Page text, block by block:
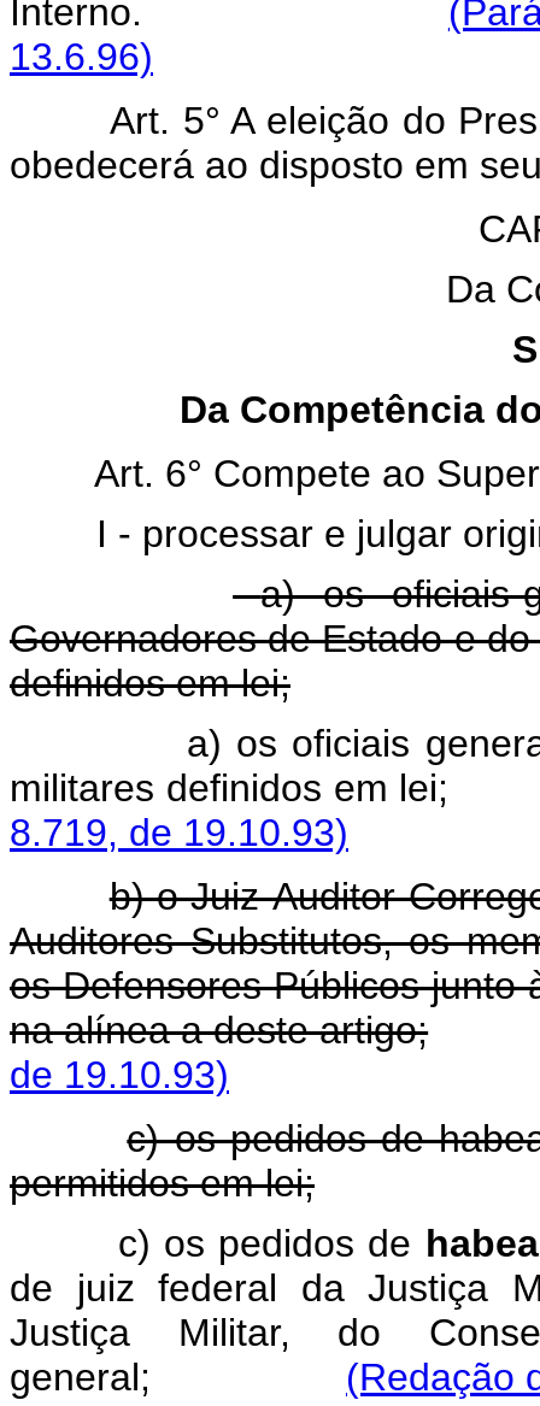
Interno.
13.6.96)
Art. 5° A eleição do
obedecerá ao disposto em
Da
Da Competência
Art. 6° Compete ao
I - processar e julgar
a) os oficiais-
Governadores de Estado e
definidos em lei;
a) os oficiais
militares definidos
8.719, de 19.10.93)
b) o Juiz-Auditor
Auditores Substitutos, os
os Defensores Públicos junto
na alínea a deste artigo;
de 19.10.93)
c) os pedidos de
permitidos em lei;
c) os pedidos de
de juiz federal da Justiça
Justiça Militar, do
general; (Redação